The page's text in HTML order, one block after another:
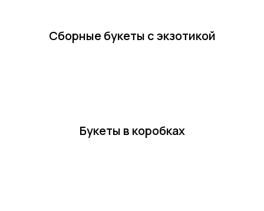
Сборные букеты с экзотикой
Букеты в коробках